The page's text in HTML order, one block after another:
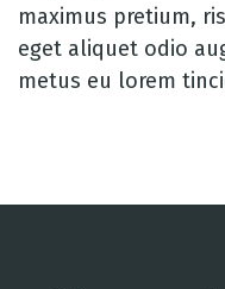
maximus pretium,
eget aliquet odio
metus eu lorem